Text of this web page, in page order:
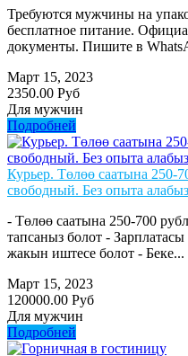
Требуются мужчины на
бесплатное питание.
документы. Пишите в
Март 15, 2023
2350.00 Руб
Для мужчин
Подробней
Курьер. Төлөө саатына 250-
свободный. Без опыта
- Төлөө саатына 250-700
тапсаныз болот -
жакын иштесе болот - Беке...
Март 15, 2023
120000.00 Руб
Для мужчин
Подробней